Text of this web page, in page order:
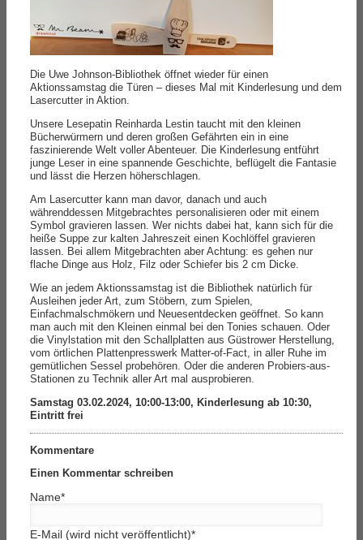
Die Uwe Johnson-Bibliothek öffnet wieder für einen
Aktionssamstag die Türen – dieses Mal mit Kinderlesung und dem
Lasercutter in Aktion.
Unsere Lesepatin Reinharda Lestin taucht mit den kleinen
Bücherwürmern und deren großen Gefährten ein in eine
faszinierende Welt voller Abenteuer. Die Kinderlesung entführt
junge Leser in eine spannende Geschichte, beflügelt die Fantasie
und lässt die Herzen höherschlagen.
Am Lasercutter kann man davor, danach und auch
währenddessen Mitgebrachtes personalisieren oder mit einem
Symbol gravieren lassen. Wer nichts dabei hat, kann sich für die
heiße Suppe zur kalten Jahreszeit einen Kochlöffel gravieren
lassen. Bei allem Mitgebrachten aber Achtung: es gehen nur
flache Dinge aus Holz, Filz oder Schiefer bis 2 cm Dicke.
Wie an jedem Aktionssamstag ist die Bibliothek natürlich für
Ausleihen jeder Art, zum Stöbern, zum Spielen,
Einfachmalschmökern und Neuesentdecken geöffnet. So kann
man auch mit den Kleinen einmal bei den Tonies schauen. Oder
die Vinylstation mit den Schallplatten aus Güstrower Herstellung,
vom örtlichen Plattenpresswerk Matter-of-Fact, in aller Ruhe im
gemütlichen Sessel probehören. Oder die anderen Probiers-aus-
Stationen zu Technik aller Art mal ausprobieren.
Samstag 03.02.2024, 10:00-13:00, Kinderlesung ab 10:30,
Eintritt frei
Kommentare
Einen Kommentar schreiben
Name*
E-Mail (wird nicht veröffentlicht)*